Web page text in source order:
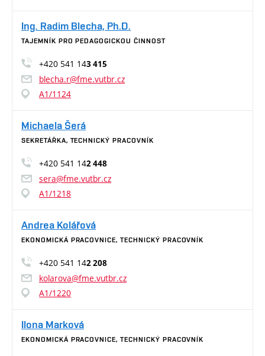
Ing. Radim Blecha, Ph.D.
TAJEMNÍK PRO PEDAGOGICKOU ČINNOST
+420 541 143 415
blecha.r@fme.vutbr.cz
A1/1124
Michaela Šerá
SEKRETÁŘKA, TECHNICKÝ PRACOVNÍK
+420 541 142 448
sera@fme.vutbr.cz
A1/1218
Andrea Kolářová
EKONOMICKÁ PRACOVNICE, TECHNICKÝ PRACOVNÍK
+420 541 142 208
kolarova@fme.vutbr.cz
A1/1220
Ilona Marková
EKONOMICKÁ PRACOVNICE, TECHNICKÝ PRACOVNÍK